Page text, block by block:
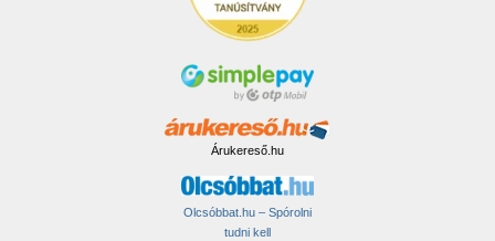
Árukereső.hu
Olcsóbbat.hu – Spórolni
tudni kell